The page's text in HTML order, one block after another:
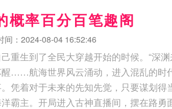
概率百分百笔趣阁
间：2024-08-04 16:52:46
重生到了全民大穿越开始的时候。“深
……航海世界风云涌动，进入混乱的时
凭着对于未来的先知先觉，只要谋划得
霸主。开局进入古神直播间，摆在路勇